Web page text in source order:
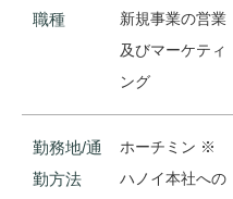
職種
新規事業の営業
及びマーケティ
ング
勤務地/通
勤方法
ホーチミン ※
ハノイ本社への